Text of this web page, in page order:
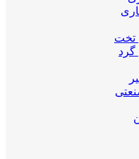
تخت
گرد